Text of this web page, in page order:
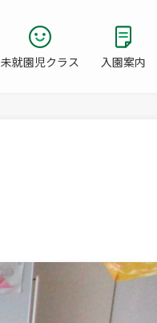
未就園児クラス 入園案内